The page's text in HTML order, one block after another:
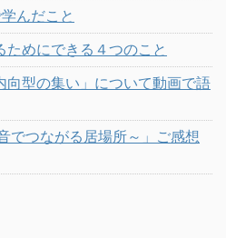
んだこと
ためにできる４つのこと
向型の集い」について動画で語
でつながる居場所～」ご感想